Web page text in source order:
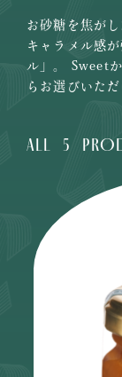
お砂糖を焦が
キャラメル感
ル」。 Sweet
らお選びいただ
ALL 5